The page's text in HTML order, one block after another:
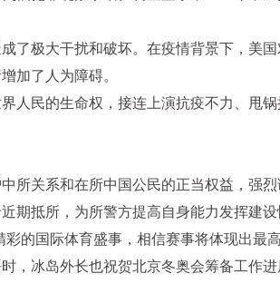
了极大干扰和破坏。在疫情背景下，美
加了人为障碍。
人民的生命权，接连上演抗疫不力、甩
关系和在所中国公民的正当权益，强烈
期抵所，为所警方提高自身能力发挥建设
的国际体育盛事，相信赛事将体现出最
，冰岛外长也祝贺北京冬奥会筹备工作